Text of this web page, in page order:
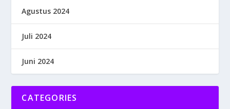
Agustus 2024
Juli 2024
Juni 2024
CATEGORIES